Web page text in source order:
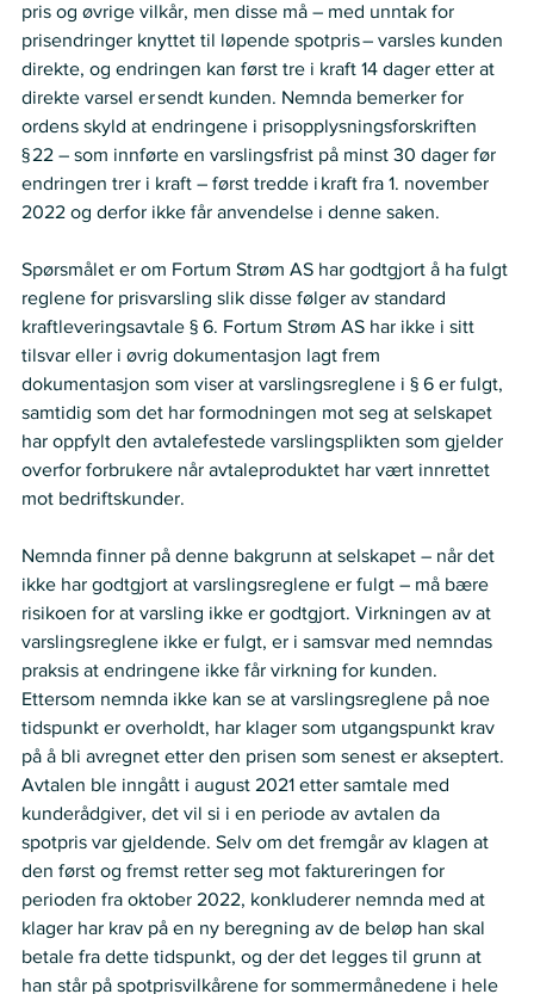
pris og øvrige vilkår, men disse må – med unntak for
prisendringer knyttet til løpende spotpris – varsles kunden
direkte, og endringen kan først tre i kraft 14 dager etter at
direkte varsel er sendt kunden. Nemnda bemerker for
ordens skyld at endringene i prisopplysningsforskriften
§ 22 – som innførte en varslingsfrist på minst 30 dager før
endringen trer i kraft – først tredde i kraft fra 1. november
2022 og derfor ikke får anvendelse i denne saken.
Spørsmålet er om Fortum Strøm AS har godtgjort å ha fulgt
reglene for prisvarsling slik disse følger av standard
kraftleveringsavtale § 6. Fortum Strøm AS har ikke i sitt
tilsvar eller i øvrig dokumentasjon lagt frem
dokumentasjon som viser at varslingsreglene i § 6 er fulgt,
samtidig som det har formodningen mot seg at selskapet
har oppfylt den avtalefestede varslingsplikten som gjelder
overfor forbrukere når avtaleproduktet har vært innrettet
mot bedriftskunder.
Nemnda finner på denne bakgrunn at selskapet – når det
ikke har godtgjort at varslingsreglene er fulgt – må bære
risikoen for at varsling ikke er godtgjort. Virkningen av at
varslingsreglene ikke er fulgt, er i samsvar med nemndas
praksis at endringene ikke får virkning for kunden.
Ettersom nemnda ikke kan se at varslingsreglene på noe
tidspunkt er overholdt, har klager som utgangspunkt krav
på å bli avregnet etter den prisen som senest er akseptert.
Avtalen ble inngått i august 2021 etter samtale med
kunderådgiver, det vil si i en periode av avtalen da
spotpris var gjeldende. Selv om det fremgår av klagen at
den først og fremst retter seg mot faktureringen for
perioden fra oktober 2022, konkluderer nemnda med at
klager har krav på en ny beregning av de beløp han skal
betale fra dette tidspunkt, og der det legges til grunn at
han står på spotprisvilkårene for sommermånedene i hele